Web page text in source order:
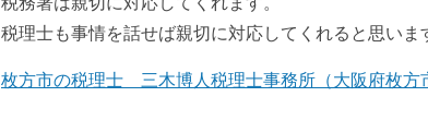
税理士も事情を話せば親切に対応してくれると思いま
枚方市の税理士 三木博人税理士事務所（大阪府枚方